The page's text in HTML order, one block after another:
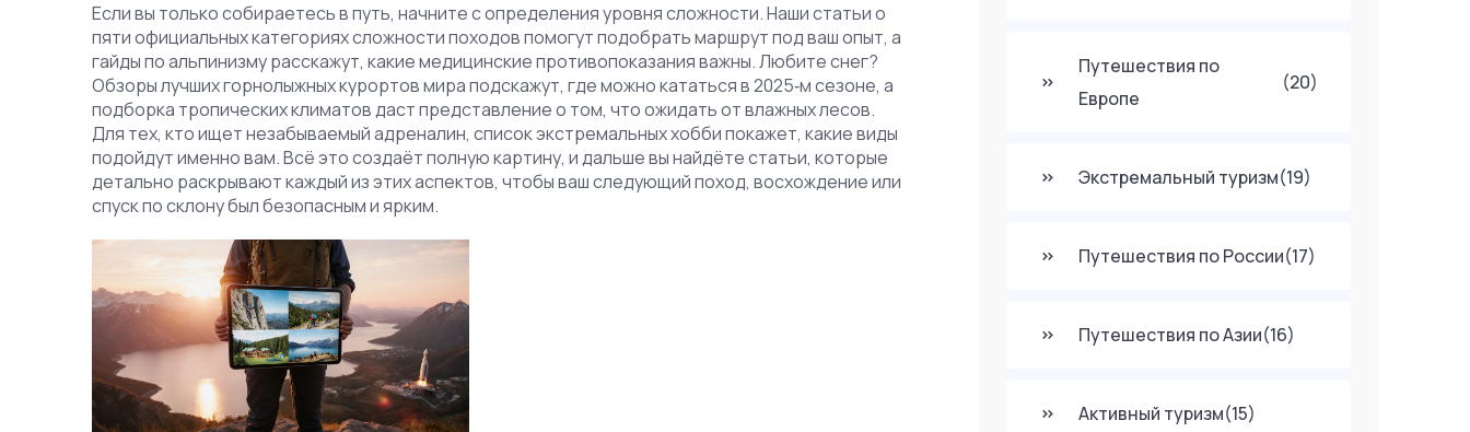
Путешествия по
Европе
(20)
Экстремальный туризм(19)
Путешествия по России(17)
Путешествия по Азии(16)
Активный туризм(15)
Если вы только собираетесь в путь, начните с определения уровня сложности. Наши статьи о
пяти официальных категориях сложности походов помогут подобрать маршрут под ваш опыт, а
гайды по альпинизму расскажут, какие медицинские противопоказания важны. Любите снег?
Обзоры лучших горнолыжных курортов мира подскажут, где можно кататься в 2025‑м сезоне, а
подборка тропических климатов даст представление о том, что ожидать от влажных лесов.
Для тех, кто ищет незабываемый адреналин, список экстремальных хобби покажет, какие виды
подойдут именно вам. Всё это создаёт полную картину, и дальше вы найдёте статьи, которые
детально раскрывают каждый из этих аспектов, чтобы ваш следующий поход, восхождение или
спуск по склону был безопасным и ярким.